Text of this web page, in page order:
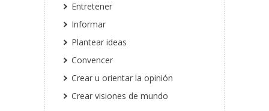
Entretener
Informar
Plantear ideas
Convencer
Crear u orientar la opinión
Crear visiones de mundo